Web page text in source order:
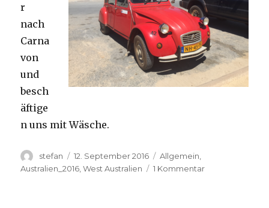
r
nach
Carna
von
und
besch
äftige
n uns mit Wäsche.
Autor
stefan
Veröffentlicht
am
12. September 2016 Kategorien
Allgemein
Australien_2016 ,West Australien 1 Kommentarzu